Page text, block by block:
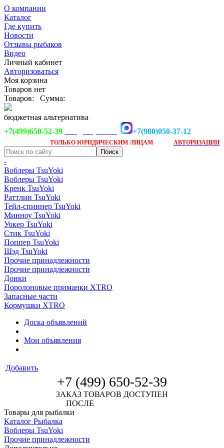
О компании
Каталог
Где купить
Новости
Отзывы рыбаков
Видео
Личный кабинет
Авторизоваться
Моя корзина
Товаров нет
Товаров:
Сумма:
бюджетная альтернатива
+7(499)650-52-39
+7(980)050-37-12
ТОЛЬКО ЮРИДИЧЕСКИМ ЛИЦАМ АВТОРИЗАЦИИ
-
Воблеры TsuYoki
Воблеры TsuYoki
Кренк TsuYoki
Раттлин TsuYoki
Тейл-спиннер TsuYoki
Минноу TsuYoki
Уокер TsuYoki
Стик TsuYoki
Поппер TsuYoki
Шэд TsuYoki
Прочие принадлежности
Прочие принадлежности
Донки
Поролоновые приманки XTRO
Запасные части
Кормушки XTRO
Доска объявлений
Мои объявления
Добавить
+7 (499) 650-52-39
ЗАКАЗ ТОВАРОВ ДОСТУПЕН
ПОСЛЕ
Товары для рыбалки
Каталог Рыбалка
Воблеры TsuYoki
Прочие принадлежности